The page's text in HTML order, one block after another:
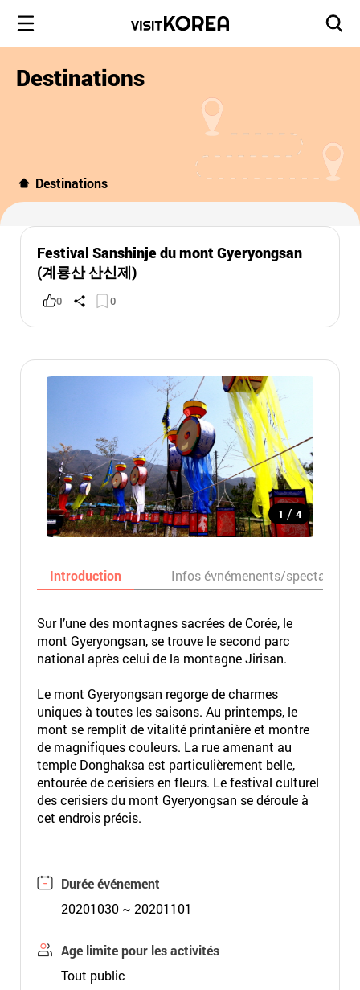
Destinations
Destinations
Festival Sanshinje du mont Gyeryongsan
(계룡산 산신제)
0 0
1 / 4
Introduction Infos évnémenents/spectacles
Sur l’une des montagnes sacrées de Corée, le
mont Gyeryongsan, se trouve le second parc
national après celui de la montagne Jirisan.
Le mont Gyeryongsan regorge de charmes
uniques à toutes les saisons. Au printemps, le
mont se remplit de vitalité printanière et montre
de magnifiques couleurs. La rue amenant au
temple Donghaksa est particulièrement belle,
entourée de cerisiers en fleurs. Le festival culturel
des cerisiers du mont Gyeryongsan se déroule à
cet endrois précis.
Durée événement
20201030 ~ 20201101
Age limite pour les activités
Tout public